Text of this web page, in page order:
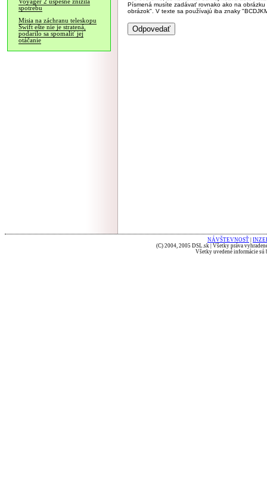
Voyager 2 úspešne znížila
spotrebu
Misia na záchranu teleskopu
Swift ešte nie je stratená,
podarilo sa spomaliť jej
otáčanie
Písmená musíte zadávať rovnako ako na
obrázok". V texte sa používajú iba znaky
NÁVŠTEVNOSŤ
(C) 2004, 2005 DSL.sk | Všetky práva
Všetky uvedené informácie sú